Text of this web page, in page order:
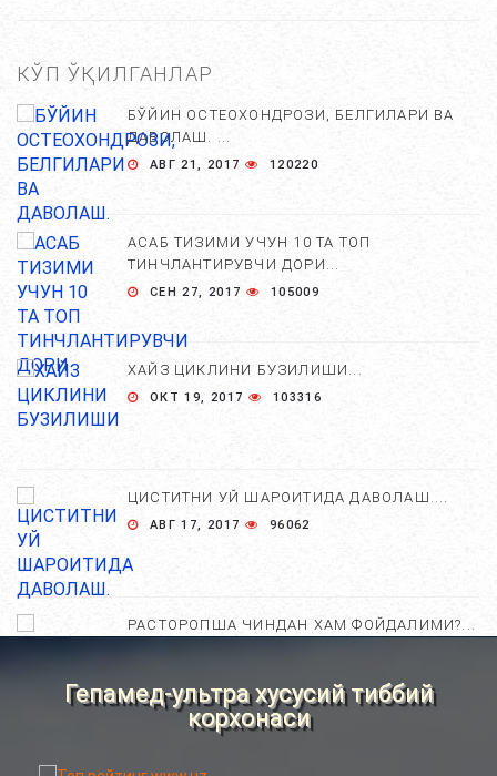
КЎП ЎҚИЛГАНЛАР
БЎЙИН ОСТЕОХОНДРОЗИ, БЕЛГИЛАРИ ВА
ДАВОЛАШ. ...
АВГ 21, 2017 120220
АСАБ ТИЗИМИ УЧУН 10 ТА ТОП
ТИНЧЛАНТИРУВЧИ ДОРИ...
СЕН 27, 2017 105009
ХАЙЗ ЦИКЛИНИ БУЗИЛИШИ...
ОКТ 19, 2017 103316
ЦИСТИТНИ УЙ ШАРОИТИДА ДАВОЛАШ....
АВГ 17, 2017 96062
РАСТОРОПША ЧИНДАН ХАМ ФОЙДАЛИМИ?...
Гепамед-ультра хусусий тиббий
корхонаси